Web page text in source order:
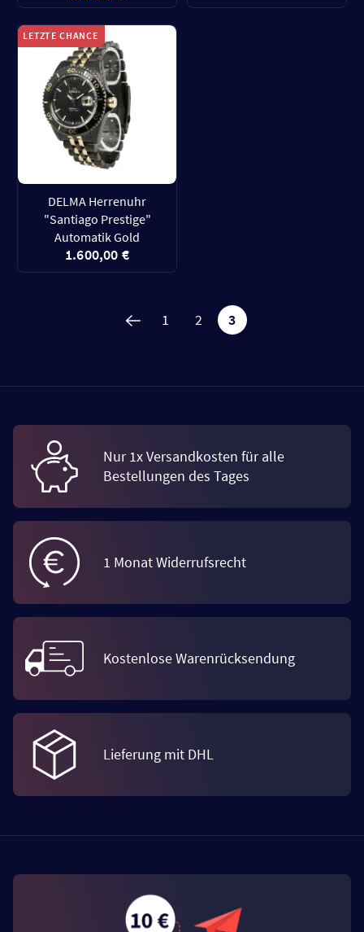
LETZTE CHANCE
DELMA Herrenuhr
"Santiago Prestige"
Automatik Gold
1.600,00 €
1 2 3
Nur 1x Versandkosten für alle
Bestellungen des Tages
1 Monat Widerrufsrecht
Kostenlose Warenrücksendung
Lieferung mit DHL